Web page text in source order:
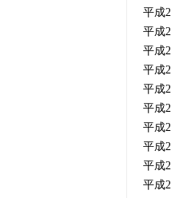
平成
平成
平成
平成
平成
平成
平成
平成
平成
平成